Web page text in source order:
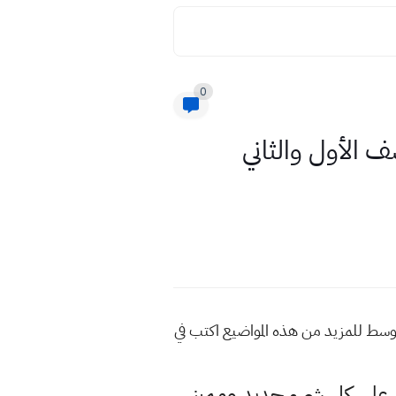
0
أسئلة مادة العلوم لنصف السنة 2023 للصف الأول والثاني
الاحياء لنصف السنة 2023 للصف الأول والثاني المتوسط للمزيد من هذه المواضيع اكتب في